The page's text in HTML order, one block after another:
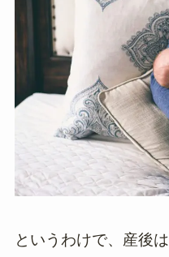
というわけで、産後は